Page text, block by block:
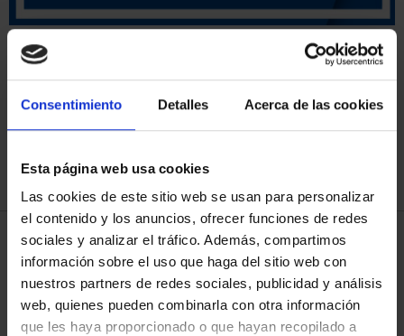
Consentimiento Detalles Acerca de las cookies
Esta página web usa cookies
Las cookies de este sitio web se usan para personalizar
el contenido y los anuncios, ofrecer funciones de redes
sociales y analizar el tráfico. Además, compartimos
información sobre el uso que haga del sitio web con
nuestros partners de redes sociales, publicidad y análisis
web, quienes pueden combinarla con otra información
que les haya proporcionado o que hayan recopilado a
SORT BY:
REFINE
4 Products found